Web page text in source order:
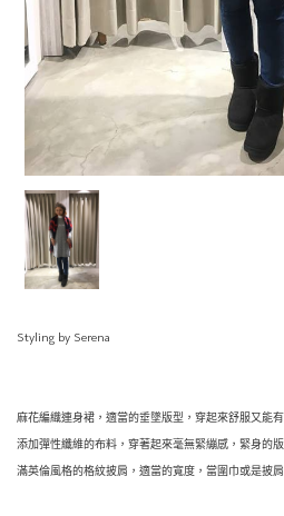
Styling by Serena
麻花編織連身裙，適當的垂墜版型，穿起來舒服又能
添加彈性纖維的布料，穿著起來毫無緊繃感，緊身的
滿英倫風格的格紋披肩，適當的寬度，當圍巾或是披肩